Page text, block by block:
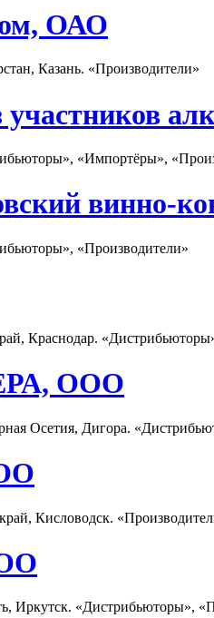
ОАО
Казань. «Производители»
«Импортёры»,
винно-
«Производители»
Краснодар.
ООО
Осетия, Дигора.
Кисловодск.
Иркутск. «Дистрибьюторы»,